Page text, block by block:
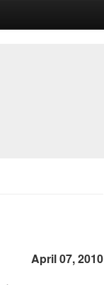
April 07, 2010